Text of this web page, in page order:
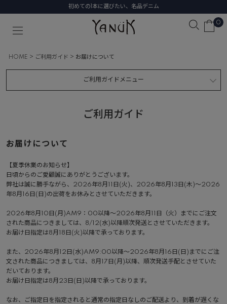
初めての1本に選びたい、名品デニム
0
HOME ご利用ガイド お届けについて
ご利用ガイドメニュー
ご利用ガイド
お届けについて
【夏季休業のお知らせ】
日頃からのご愛顧誠にありがとうございます。
弊社は誠に勝手ながら、2026年8月11日(火)、2026年8月13日(木)～2026
年8月16日(日)の出荷をお休みとさせていただきます。
2026年8月10日(月)AM9：00以降～2026年8月11日（火）までにご注文
された商品につきましては、8/12(水)以降順次発送とさせていただきます。
お届け日指定は8月18日(火)以降で承っております。
また、2026年8月12日(水)AM9:00以降～2026年8月16日(日)までにご注
文された商品につきましては、8月17日(月)以降、順次発送手配とさせていた
だいております。
お届け日指定は8月23日(日)以降で承っております。
なお、ご指定日を指定されると通常の指定日なしのご配送より、到着が遅くな